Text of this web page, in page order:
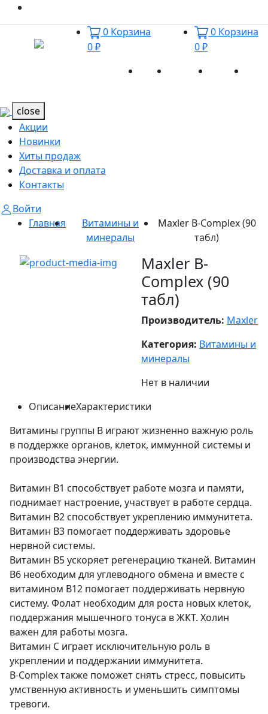
0 Корзина
0 ₽
0 Корзина
0 ₽
Акции Новинки
close
Акции
Новинки
Хиты продаж
Доставка и оплата
Контакты
Войти
Главная
Витамины и
минералы
Maxler B-Complex (90
табл)
Maxler B-
Complex (90
табл)
Производитель: Maxler
Категория: Витамины и
минералы
Нет в наличии
ОписаниеХарактеристики
Витамины группы В играют жизненно важную роль
в поддержке органов, клеток, иммунной системы и
производства энергии.
Витамин В1 способствует работе мозга и памяти,
поднимает настроение, участвует в работе сердца.
Витамин В2 способствует укреплению иммунитета.
Витамин В3 помогает поддерживать здоровье
нервной системы.
Витамин В5 ускоряет регенерацию тканей. Витамин
В6 необходим для углеводного обмена и вместе с
витамином В12 помогает поддерживать нервную
систему. Фолат необходим для роста новых клеток,
поддержания мышечного тонуса в ЖКТ. Холин
важен для работы мозга.
Витамин С играет исключительную роль в
укреплении и поддержании иммунитета.
B-Complex также поможет снять стресс, повысить
умственную активность и уменьшить симптомы
тревоги.